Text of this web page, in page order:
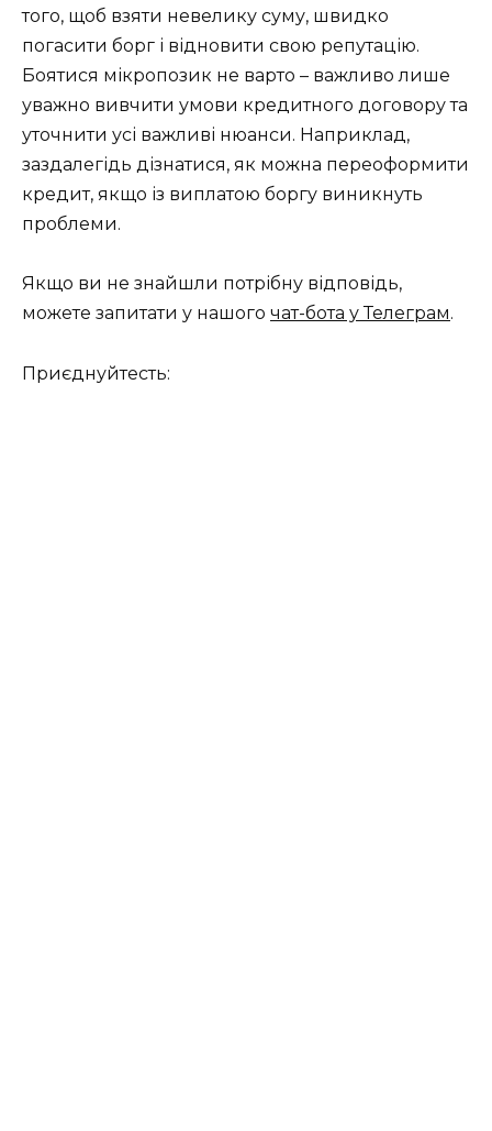
того, щоб взяти невелику суму, швидко
погасити борг і відновити свою репутацію.
Боятися мікропозик не варто – важливо лише
уважно вивчити умови кредитного договору та
уточнити усі важливі нюанси. Наприклад,
заздалегідь дізнатися, як можна переоформити
кредит, якщо із виплатою боргу виникнуть
проблеми.
Якщо ви не знайшли потрібну відповідь,
можете запитати у нашого чат-бота у Телеграм.
Приєднуйтесть: